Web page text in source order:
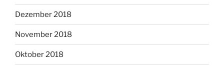
Dezember 2018
November 2018
Oktober 2018